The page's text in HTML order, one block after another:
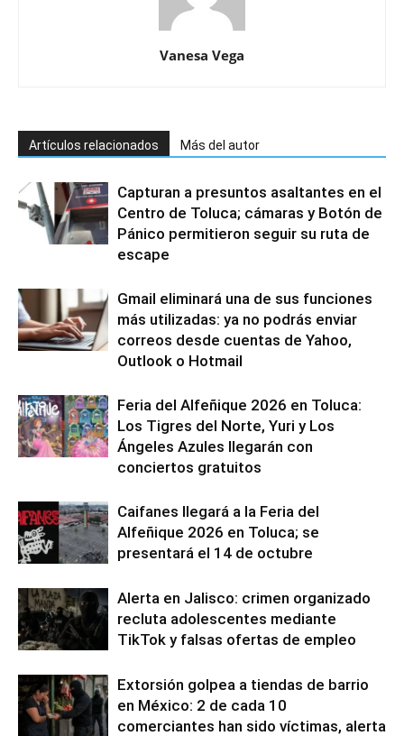
Vanesa Vega
Artículos relacionados Más del autor
Capturan a presuntos asaltantes en el
Centro de Toluca; cámaras y Botón de
Pánico permitieron seguir su ruta de
escape
Gmail eliminará una de sus funciones
más utilizadas: ya no podrás enviar
correos desde cuentas de Yahoo,
Outlook o Hotmail
Feria del Alfeñique 2026 en Toluca:
Los Tigres del Norte, Yuri y Los
Ángeles Azules llegarán con
conciertos gratuitos
Caifanes llegará a la Feria del
Alfeñique 2026 en Toluca; se
presentará el 14 de octubre
Alerta en Jalisco: crimen organizado
recluta adolescentes mediante
TikTok y falsas ofertas de empleo
Extorsión golpea a tiendas de barrio
en México: 2 de cada 10
comerciantes han sido víctimas, alerta